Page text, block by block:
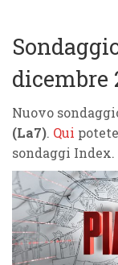
dicembre
Nuovo
(La7). Qui
sondaggi Index.